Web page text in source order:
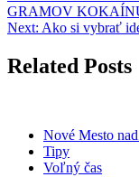
GRAMOV
Next: Ako si vybrať
Related Posts
Nové Mesto
Tipy
Voľný čas